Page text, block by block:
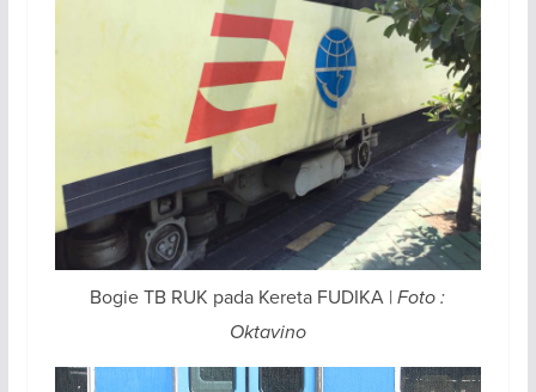
Bogie TB RUK pada Kereta FUDIKA | Foto :
Oktavino